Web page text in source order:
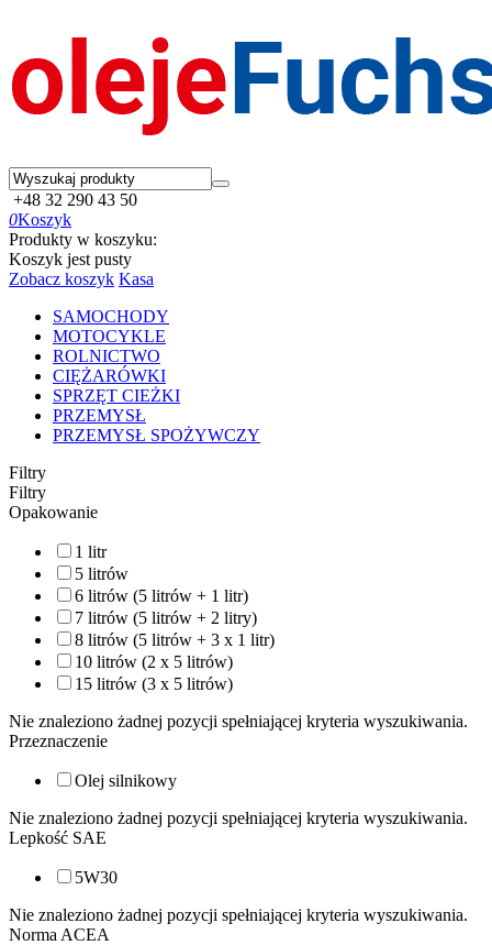
+48 32 290 43 50
0Koszyk
Produkty w koszyku:
Koszyk jest pusty
Zobacz koszyk Kasa
SAMOCHODY
MOTOCYKLE
ROLNICTWO
CIĘŻARÓWKI
SPRZĘT CIEŻKI
PRZEMYSŁ
PRZEMYSŁ SPOŻYWCZY
Filtry
Filtry
Opakowanie
1 litr
5 litrów
6 litrów (5 litrów + 1 litr)
7 litrów (5 litrów + 2 litry)
8 litrów (5 litrów + 3 x 1 litr)
10 litrów (2 x 5 litrów)
15 litrów (3 x 5 litrów)
Nie znaleziono żadnej pozycji spełniającej kryteria wyszukiwania.
Przeznaczenie
Olej silnikowy
Nie znaleziono żadnej pozycji spełniającej kryteria wyszukiwania.
Lepkość SAE
5W30
Nie znaleziono żadnej pozycji spełniającej kryteria wyszukiwania.
Norma ACEA